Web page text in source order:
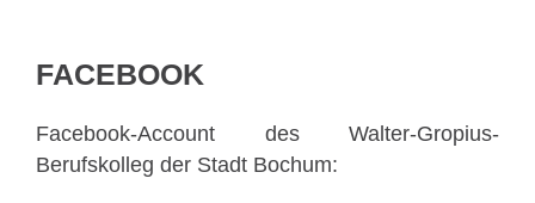
FACEBOOK
Facebook-Account des Walter-Gropius-
Berufskolleg der Stadt Bochum: